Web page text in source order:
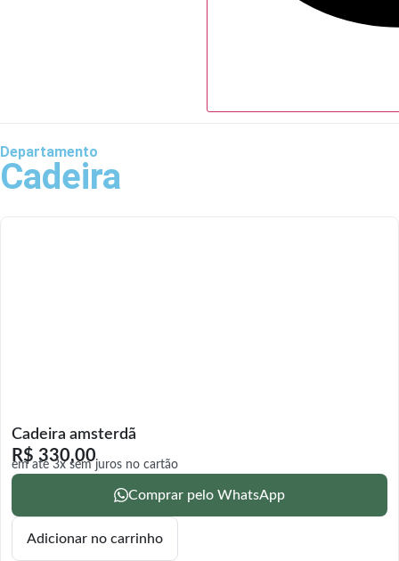
Departamento
Cadeira
Cadeira amsterdã
R$ 330,00
em até 3x sem juros no cartão
Comprar pelo WhatsApp
Adicionar no carrinho